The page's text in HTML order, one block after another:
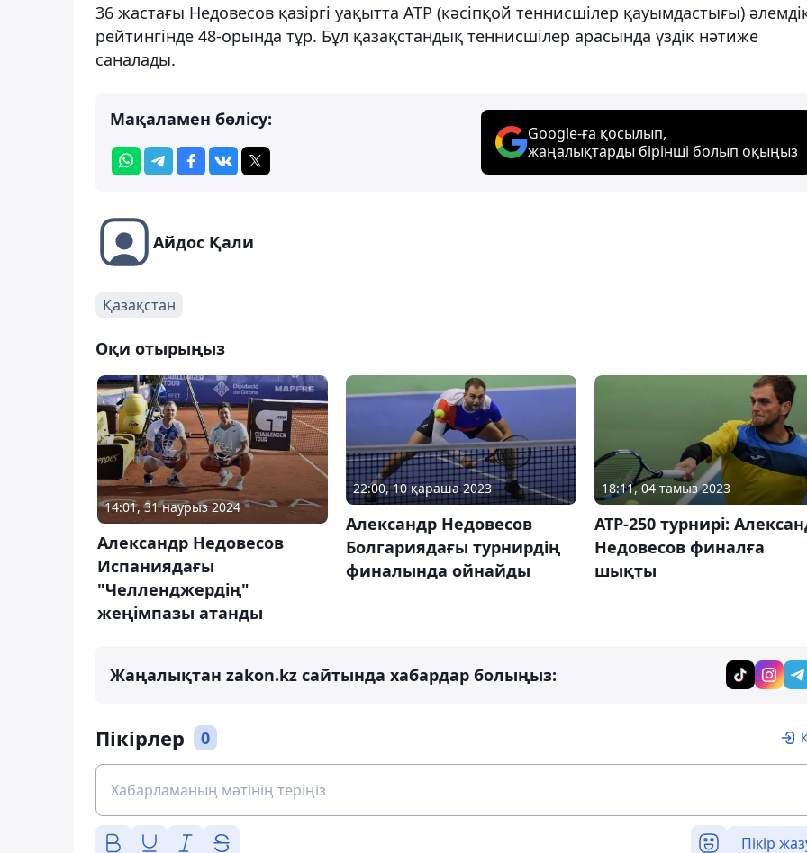
36 жастағы Недовесов қазіргі уақытта АТР (кәсіпқой теннисшілер қауымдастығы)
рейтингінде 48-орында тұр. Бұл қазақстандық теннисшілер арасында үздік нәтиже
саналады.
Мақаламен бөлісу:
Google-ға қосылып,
жаңалықтарды бірінші болып оқыңыз
Айдос Қали
Қазақстан
Оқи отырыңыз
14:01, 31 наурыз 2024
Александр Недовесов
Испаниядағы
"Челленджердің"
жеңімпазы атанды
22:00, 10 қараша 2023
Александр Недовесов
Болгариядағы турнирдің
финалында ойнайды
18:11, 04 тамыз 2023
АТР-250 турнирі:
Недовесов финалға
шықты
Жаңалықтан zakon.kz сайтында хабардар болыңыз:
Пікірлер 0
Пікір